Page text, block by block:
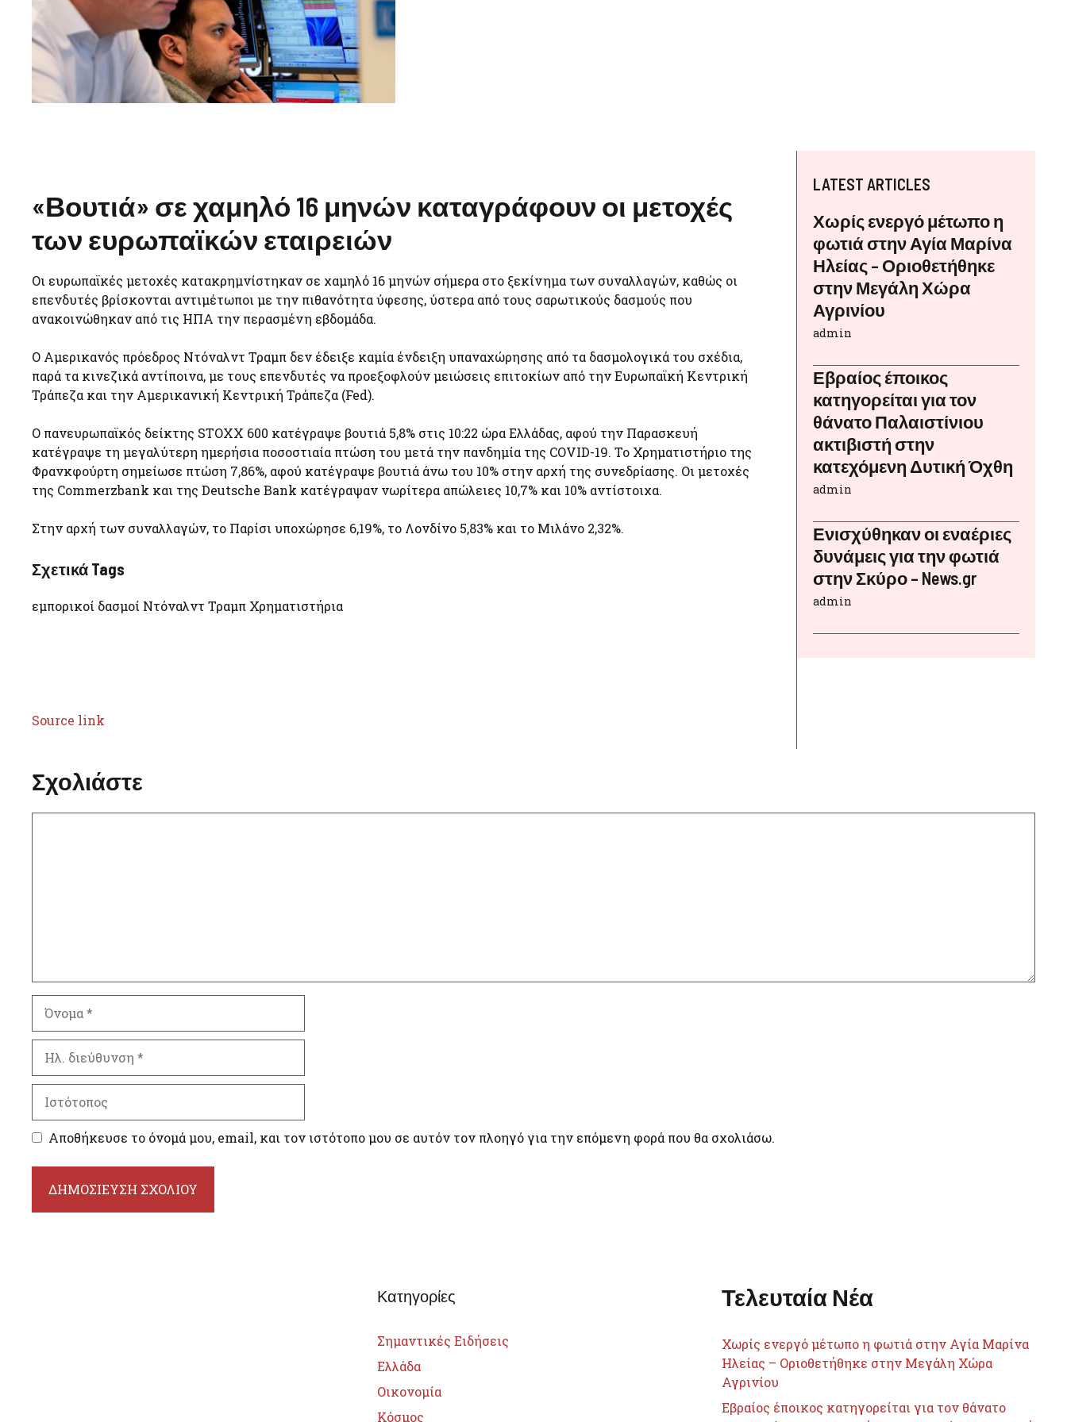
«Βουτιά» σε χαμηλό 16 μηνών καταγράφουν οι μετοχές
των ευρωπαϊκών εταιρειών
Οι ευρωπαϊκές μετοχές κατακρημνίστηκαν σε χαμηλό 16 μηνών σήμερα στο ξεκίνημα των συναλλαγών, καθώς οι
επενδυτές βρίσκονται αντιμέτωποι με την πιθανότητα ύφεσης, ύστερα από τους σαρωτικούς δασμούς που
ανακοινώθηκαν από τις ΗΠΑ την περασμένη εβδομάδα.
Ο Αμερικανός πρόεδρος Ντόναλντ Τραμπ δεν έδειξε καμία ένδειξη υπαναχώρησης από τα δασμολογικά του σχέδια,
παρά τα κινεζικά αντίποινα, με τους επενδυτές να προεξοφλούν μειώσεις επιτοκίων από την Ευρωπαϊκή Κεντρική
Τράπεζα και την Αμερικανική Κεντρική Τράπεζα (Fed).
Ο πανευρωπαϊκός δείκτης STOXX 600 κατέγραψε βουτιά 5,8% στις 10:22 ώρα Ελλάδας, αφού την Παρασκευή
κατέγραψε τη μεγαλύτερη ημερήσια ποσοστιαία πτώση του μετά την πανδημία της COVID-19. Το Χρηματιστήριο της
Φρανκφούρτη σημείωσε πτώση 7,86%, αφού κατέγραψε βουτιά άνω του 10% στην αρχή της συνεδρίασης. Οι μετοχές
της Commerzbank και της Deutsche Bank κατέγραψαν νωρίτερα απώλειες 10,7% και 10% αντίστοιχα.
Στην αρχή των συναλλαγών, το Παρίσι υποχώρησε 6,19%, το Λονδίνο 5,83% και το Μιλάνο 2,32%.
Σχετικά Tags
εμπορικοί δασμοί Ντόναλντ Τραμπ Χρηματιστήρια
Source link
LATEST ARTICLES
Χωρίς ενεργό μέτωπο η
φωτιά στην Αγία Μαρίνα
Ηλείας – Οριοθετήθηκε
στην Μεγάλη Χώρα
Αγρινίου
admin
Εβραίος έποικος
κατηγορείται για τον
θάνατο Παλαιστίνιου
ακτιβιστή στην
κατεχόμενη Δυτική Όχθη
admin
Ενισχύθηκαν οι εναέριες
δυνάμεις για την φωτιά
στην Σκύρο – News.gr
admin
Σχολιάστε
διεύθυνση
Αποθήκευσε το όνομά μου, email, και τον ιστότοπο μου σε αυτόν τον πλοηγό για την επόμενη φορά που θα σχολιάσω.
Κατηγορίες
Σημαντικές Ειδήσεις
Ελλάδα
Οικονομία
Κόσμος
Τελευταία Νέα
Χωρίς ενεργό μέτωπο η φωτιά στην Αγία Μαρίνα
Ηλείας – Οριοθετήθηκε στην Μεγάλη Χώρα
Αγρινίου
Εβραίος έποικος κατηγορείται για τον θάνατο